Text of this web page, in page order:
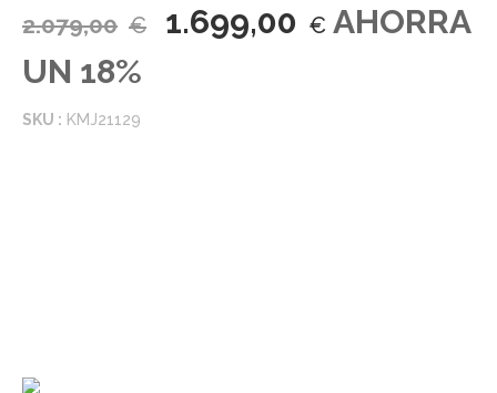
2.079,00 € 1.699,00 € AHORRA
UN 18%
SKU : KMJ21129